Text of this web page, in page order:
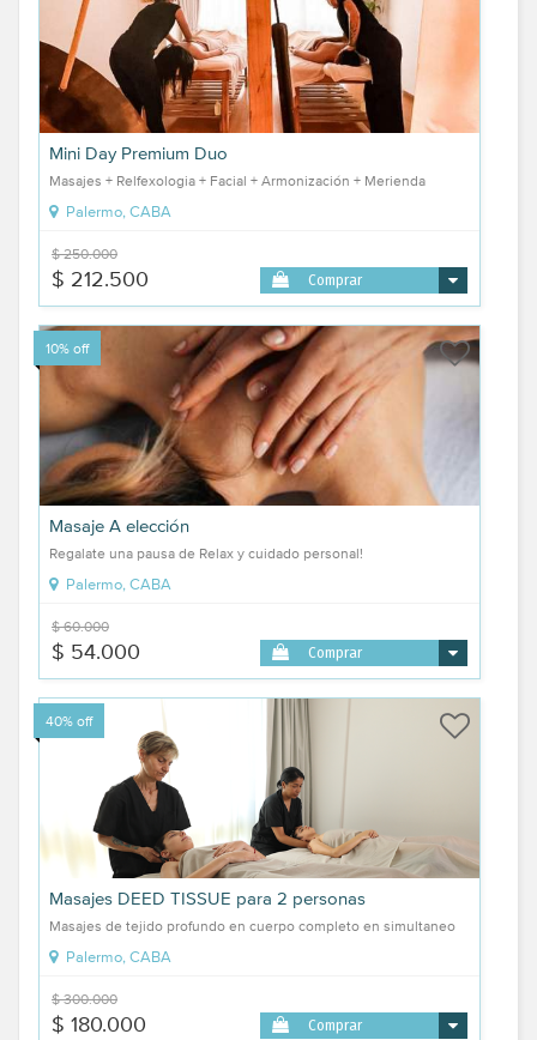
Mini Day Premium Duo
Masajes + Relfexologia + Facial + Armonización + Merienda
Palermo, CABA
$ 250.000
$ 212.500 Comprar
10% off
Masaje A elección
Regalate una pausa de Relax y cuidado personal!
Palermo, CABA
$ 60.000
$ 54.000 Comprar
40% off
Masajes DEED TISSUE para 2 personas
Masajes de tejido profundo en cuerpo completo en simultaneo
Palermo, CABA
$ 300.000
$ 180.000 Comprar